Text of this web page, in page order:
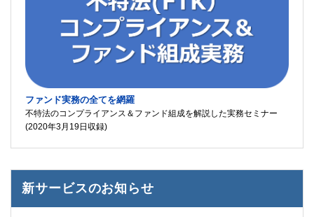
ファンド実務の全てを網羅
不特法のコンプライアンス＆ファンド組成を解説した実務セミナー
(2020年3月19日収録)
新サービスのお知らせ